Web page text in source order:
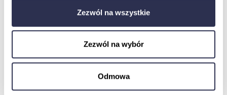
Zezwól na wszystkie
Zezwól na wybór
Odmowa